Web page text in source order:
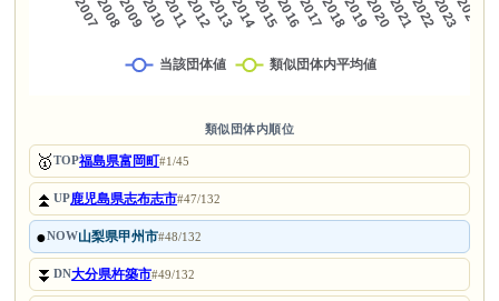
類似団体内順位
🥇TOP福島県富岡町#1/45
⏫UP鹿児島県志布志市#47/132
●NOW山梨県甲州市#48/132
⏬DN大分県杵築市#49/132